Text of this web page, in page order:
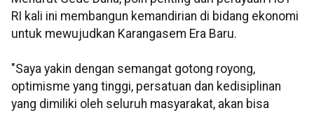
RI kali ini membangun kemandirian di bidang ekonomi
untuk mewujudkan Karangasem Era Baru.
"Saya yakin dengan semangat gotong royong,
optimisme yang tinggi, persatuan dan kedisiplinan
yang dimiliki oleh seluruh masyarakat, akan bisa